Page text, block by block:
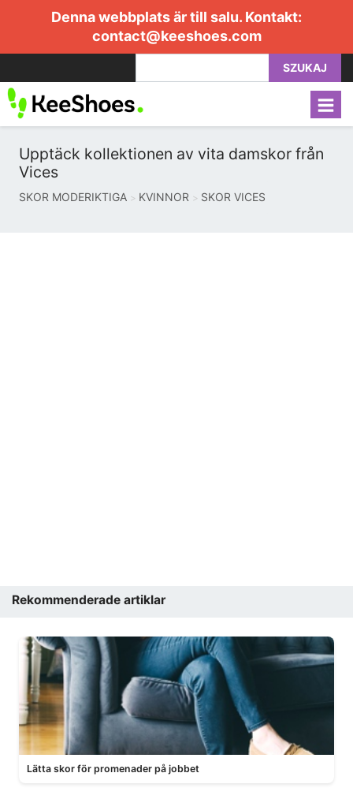
Denna webbplats är till salu. Kontakt:
contact@keeshoes.com
SZUKAJ
Upptäck kollektionen av vita damskor från
Vices
SKOR MODERIKTIGA KVINNOR SKOR VICES
Rekommenderade artiklar
Lätta skor för promenader på jobbet